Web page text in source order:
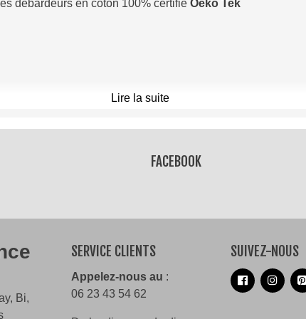
débardeurs en coton 100% certifié Oeko Tek
occasions, que ce soit pour une Pride, une soirée entre
Lire la suite
FACEBOOK
Bi,
SERVICE CLIENTS
Appelez-nous au :
06 23 43 54 62
SUIVEZ-NOUS